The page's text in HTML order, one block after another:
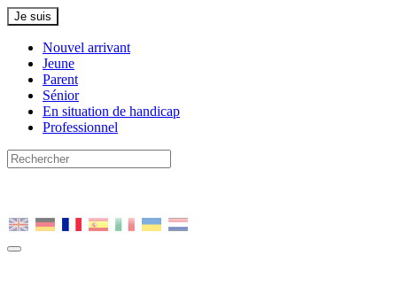
Je suis
Nouvel arrivant
Jeune
Parent
Sénior
En situation de handicap
Professionnel